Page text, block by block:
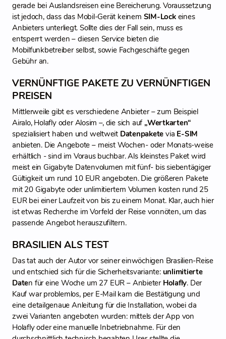
gerade bei Auslandsreisen eine Bereicherung. Voraussetzung
ist jedoch, dass das Mobil-Gerät keinem SIM-Lockeines
Anbieters unterliegt. Sollte dies der Fall sein, muss es
entsperrt werden – diesen Service bieten die
Mobilfunkbetreiber selbst, sowie Fachgeschäfte gegen
Gebühr an.
VERNÜNFTIGE PAKETE ZU VERNÜNFTIGEN
PREISEN
Mittlerweile gibt es verschiedene Anbieter – zum Beispiel
Airalo, Holafly oder Alosim –, die sich auf„Wertkarten“
spezialisiert haben und weltweit Datenpakete via E-SIM
anbieten. Die Angebote – meist Wochen- oder Monats-weise
erhältlich - sind im Voraus buchbar. Als kleinstes Paket wird
meist ein Gigabyte Datenvolumen mit fünf- bis siebentägiger
Gültigkeit um rund 10 EUR angeboten. Die größeren Pakete
mit 20 Gigabyte oder unlimitiertem Volumen kosten rund 25
EUR bei einer Laufzeit von bis zu einem Monat. Klar, auch hier
ist etwas Recherche im Vorfeld der Reise vonnöten, um das
passende Angebot herauszufiltern.
BRASILIEN ALS TEST
Das tat auch der Autor vor seiner einwöchigen Brasilien-Reise
und entschied sich für die Sicherheitsvariante: unlimitierte
Daten für eine Woche um 27 EUR – Anbieter Holafly. Der
Kauf war problemlos, per E-Mail kam die Bestätigung und
eine detailgenaue Anleitung für die Installation, wobei da
zwei Varianten angeboten wurden: mittels der App von
Holafly oder eine manuelle Inbetriebnahme. Für den